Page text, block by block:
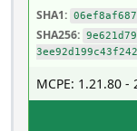
SHA1:
SHA256:
MCPE: 1.21.80 -